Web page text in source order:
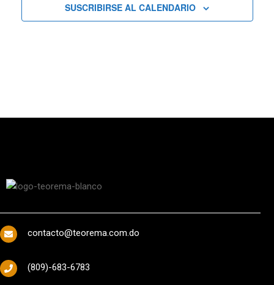
SUSCRIBIRSE AL CALENDARIO
contacto@teorema.com.do
(809)-683-6783